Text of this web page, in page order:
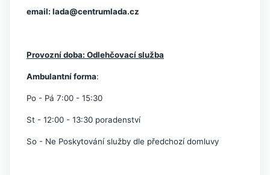
email: lada@centrumlada.cz
Provozní doba: Odlehčovací služba
Ambulantní forma:
Po - Pá 7:00 - 15:30
St - 12:00 - 13:30 poradenství
So - Ne Poskytování služby dle předchozí domluvy